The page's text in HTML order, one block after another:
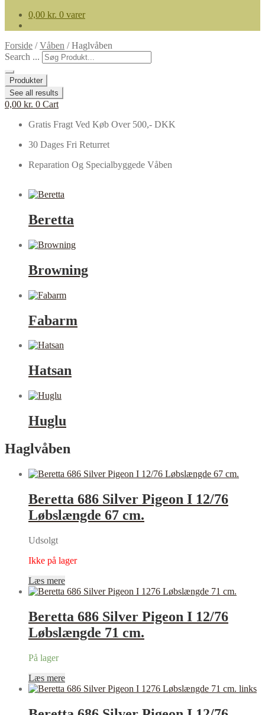
0,00 kr. 0 varer
Forside /Våben /Haglvåben
Search ...
Produkter
See all results
0,00 kr. 0 Cart
Gratis Fragt Ved Køb Over 500,- DKK
30 Dages Fri Returret
Reparation Og Specialbyggede Våben
Beretta
Browning
Fabarm
Hatsan
Huglu
Haglvåben
Beretta 686 Silver Pigeon I 12/76
Løbslængde 67 cm.
Udsolgt
Ikke på lager
Læs mere
Beretta 686 Silver Pigeon I 12/76
Løbslængde 71 cm.
På lager
Læs mere